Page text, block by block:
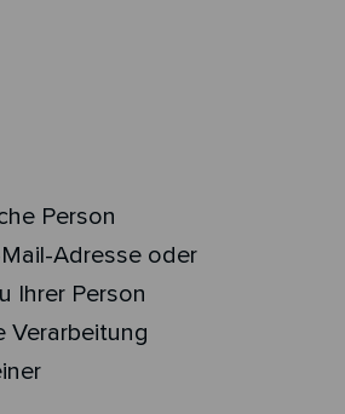
Person
Adresse oder
Ihrer Person
Verarbeitung